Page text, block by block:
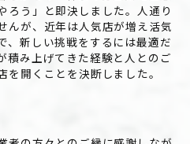
ろう」と即決しました。人通り
んが、近年は人気店が増え活気
、新しい挑戦をするには最適だ
積み上げてきた経験と人とのご
を開くことを決断しました。